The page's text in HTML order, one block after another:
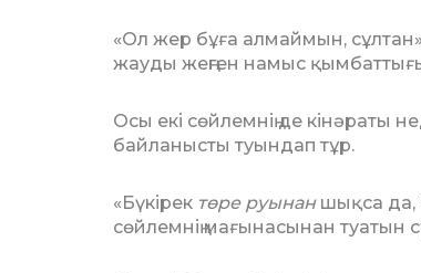
«Ол жер бұға алмаймын,
жауды жеңген намыс
Осы екі сөйлемнің де кінәраты
байланысты туындап тұр.
«Бүкірек төре руынаншықса да,
сөйлемнің мағынасынан туатын